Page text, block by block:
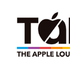
contenuto